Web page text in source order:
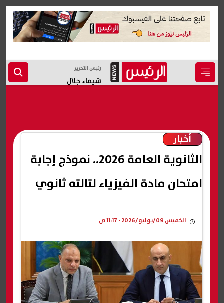
رئيس التحرير
شيماء جلال
أخبار
الثانوية العامة 2026.. نموذج إجابة
امتحان مادة الفيزياء لتالته ثانوي
الخميس 09/يوليو/2026 - 11:17 ص